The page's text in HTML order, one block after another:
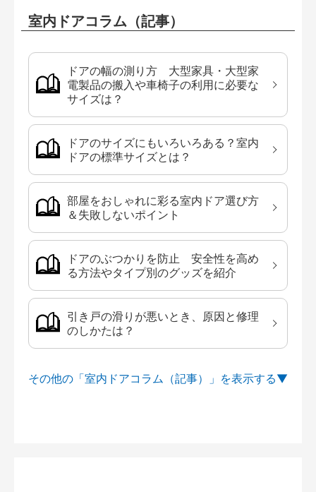
室内ドアコラム（記事）
ドアの幅の測り方 大型家具・大型家
電製品の搬入や車椅子の利用に必要な
サイズは？
ドアのサイズにもいろいろある？室内
ドアの標準サイズとは？
部屋をおしゃれに彩る室内ドア選び方
＆失敗しないポイント
ドアのぶつかりを防止 安全性を高め
る方法やタイプ別のグッズを紹介
引き戸の滑りが悪いとき、原因と修理
のしかたは？
その他の「室内ドアコラム（記事）」を